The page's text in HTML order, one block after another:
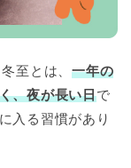
冬至とは、一年の
、夜が長い日で
入る習慣があり